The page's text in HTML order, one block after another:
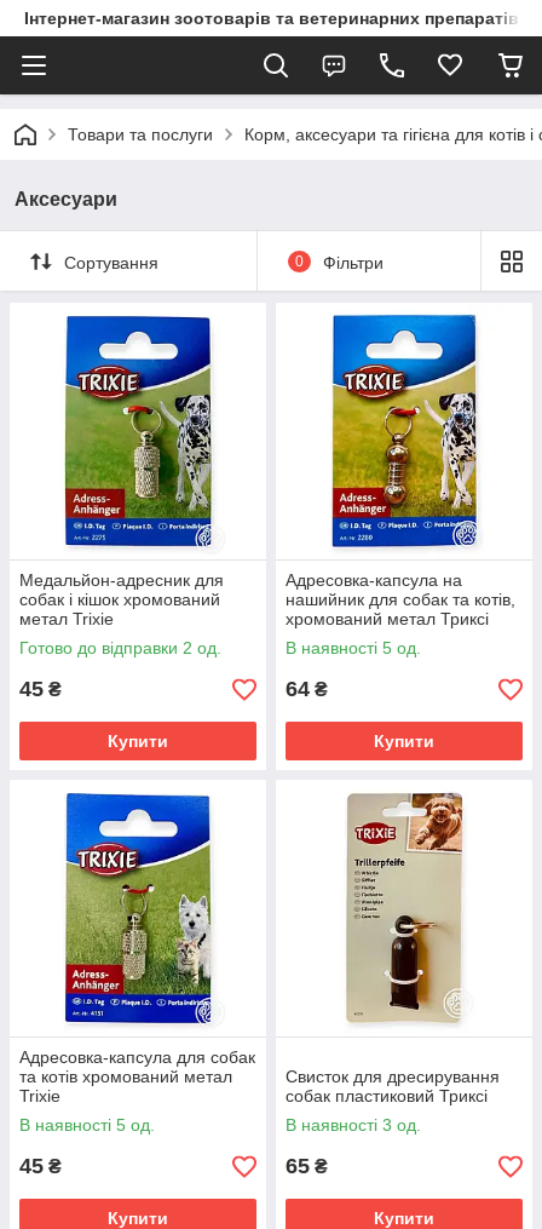
Інтернет-магазин зоотоварів та ветеринарних препаратів
Товари та послуги Корм, аксесуари та гігієна для котів і
Аксесуари
Сортування 0 Фільтри
Медальйон-адресник для
собак і кішок хромований
метал Trixie
Готово до відправки 2 од.
45 ₴
Купити
Адресовка-капсула на
нашийник для собак та котів,
хромований метал Триксі
В наявності 5 од.
64 ₴
Купити
Адресовка-капсула для собак
та котів хромований метал
Trixie
В наявності 5 од.
45 ₴
Купити
Свисток для дресирування
собак пластиковий Триксі
В наявності 3 од.
65 ₴
Купити